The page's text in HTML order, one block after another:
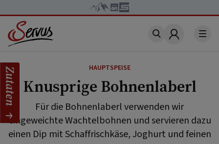
Account
HAUPTSPEISE
Knusprige Bohnenlaberl
Für die Bohnenlaberl verwenden wir
eingeweichte Wachtelbohnen und servieren dazu
einen Dip mit Schaffrischkäse, Joghurt und feinen
Zutaten